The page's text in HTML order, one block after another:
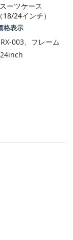
ーツケース
24インチ）
格表示
003、フレーム